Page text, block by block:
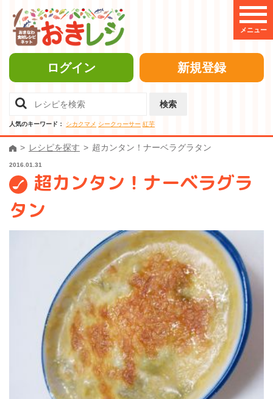
メニュー
ログイン 新規登録
検索
人気のキーワード： シカクマメ シークヮーサー 紅芋
レシピを探す 超カンタン！ナーベラグラタン
2016.01.31
超カンタン！ナーベラグラ
タン